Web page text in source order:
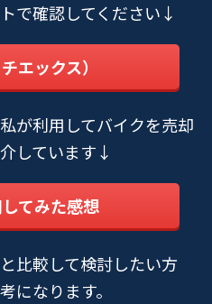
で確認してください↓
エックス）
が利用してバイクを売却
しています↓
てみた感想
比較して検討したい方
になります。